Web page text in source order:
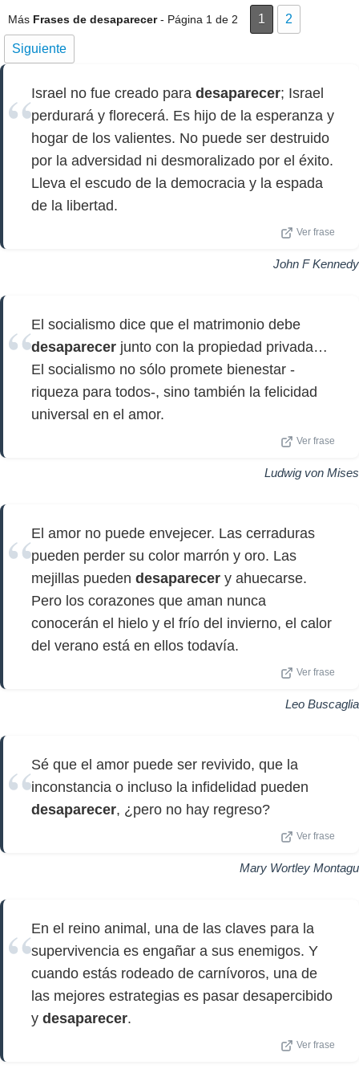
Más Frases de desaparecer- Página 1 de 2 1 2
Siguiente
Israel no fue creado para desaparecer; Israel
perdurará y florecerá. Es hijo de la esperanza y
hogar de los valientes. No puede ser destruido
por la adversidad ni desmoralizado por el éxito.
Lleva el escudo de la democracia y la espada
de la libertad.
Ver frase
John F Kennedy
El socialismo dice que el matrimonio debe
desaparecer junto con la propiedad privada…
El socialismo no sólo promete bienestar -
riqueza para todos-, sino también la felicidad
universal en el amor.
Ver frase
Ludwig von Mises
El amor no puede envejecer. Las cerraduras
pueden perder su color marrón y oro. Las
mejillas pueden desaparecer y ahuecarse.
Pero los corazones que aman nunca
conocerán el hielo y el frío del invierno, el calor
del verano está en ellos todavía.
Ver frase
Leo Buscaglia
Sé que el amor puede ser revivido, que la
inconstancia o incluso la infidelidad pueden
desaparecer, ¿pero no hay regreso?
Ver frase
Mary Wortley Montagu
En el reino animal, una de las claves para la
supervivencia es engañar a sus enemigos. Y
cuando estás rodeado de carnívoros, una de
las mejores estrategias es pasar desapercibido
y desaparecer.
Ver frase